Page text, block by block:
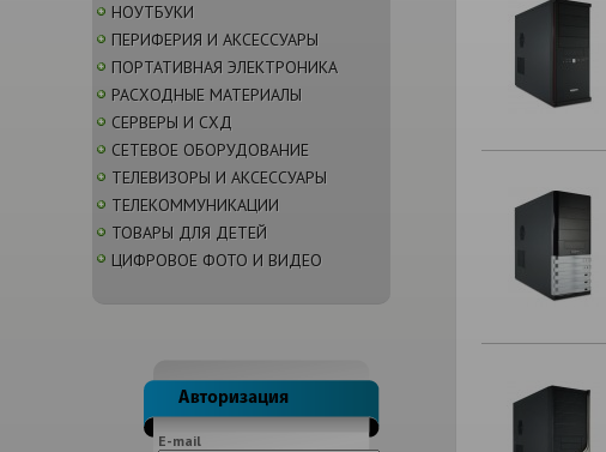
НОУТБУКИ
ПЕРИФЕРИЯ И АКСЕССУАРЫ
ПОРТАТИВНАЯ ЭЛЕКТРОНИКА
РАСХОДНЫЕ МАТЕРИАЛЫ
СЕРВЕРЫ И СХД
СЕТЕВОЕ ОБОРУДОВАНИЕ
ТЕЛЕВИЗОРЫ И АКСЕССУАРЫ
ТЕЛЕКОММУНИКАЦИИ
ТОВАРЫ ДЛЯ ДЕТЕЙ
ЦИФРОВОЕ ФОТО И ВИДЕО
E-mail